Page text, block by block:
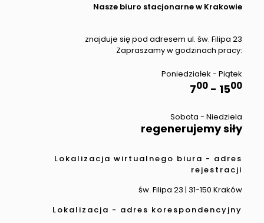
Nasze biuro stacjonarne w Krakowie
znajduje się pod adresem ul. św. Filipa 23
Zapraszamy w godzinach pracy:
Poniedziałek - Piątek
700 - 1500
Sobota - Niedziela
regenerujemy siły
Lokalizacja wirtualnego biura - adres
rejestracji
św. Filipa 23 | 31-150 Kraków
Lokalizacja - adres korespondencyjny